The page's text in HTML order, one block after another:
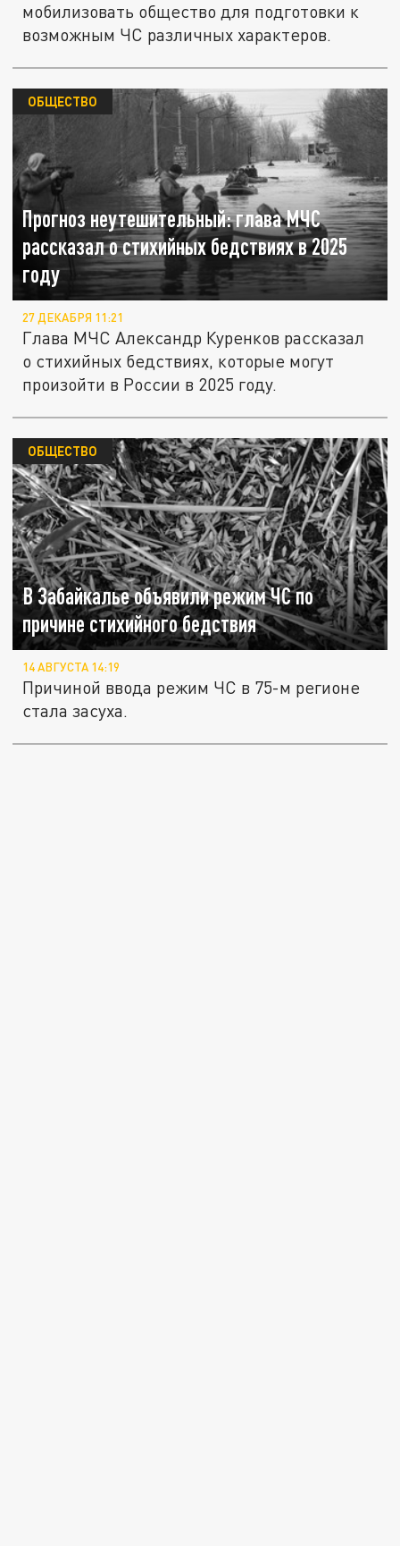
мобилизовать общество для подготовки к
возможным ЧС различных характеров.
Прогноз неутешительный: глава МЧС
рассказал о стихийных бедствиях в 2025
году
ОБЩЕСТВО
27 ДЕКАБРЯ 11:21
Глава МЧС Александр Куренков рассказал
о стихийных бедствиях, которые могут
произойти в России в 2025 году.
В Забайкалье объявили режим ЧС по
причине стихийного бедствия
ОБЩЕСТВО
14 АВГУСТА 14:19
Причиной ввода режим ЧС в 75-м регионе
стала засуха.